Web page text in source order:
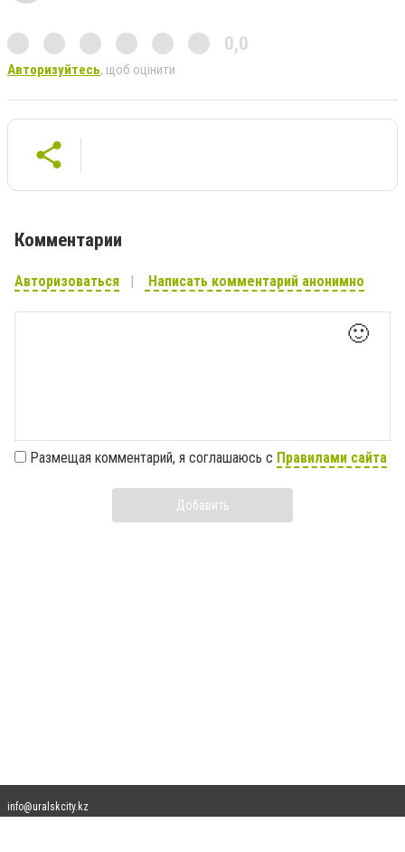
0,0
Авторизуйтесь, щоб оцінити
Комментарии
Авторизоваться Написать комментарий анонимно
🙂
Размещая комментарий, я соглашаюсь с Правилами сайта
Добавить
info@uralskcity.kz